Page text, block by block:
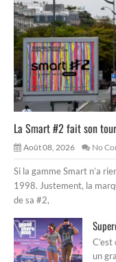
La Smart #2 fait son
Août 08, 2026 No
Si la gamme Smart n’a
1998. Justement, la
de sa #2,
un